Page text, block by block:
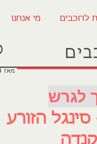
לרוכבים מי אנחנו
מאז 2004